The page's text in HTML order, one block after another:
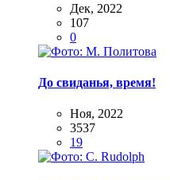
Дек, 2022
107
0
До свиданья, время!
Ноя, 2022
3537
19